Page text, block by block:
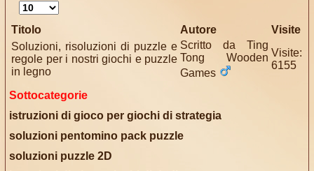
Visualizza
Titolo
Autore
Visite
Soluzioni, risoluzioni di puzzle e
regole per i nostri giochi e puzzle
in legno
Scritto daTing
Tong Wooden
Games
Visite:
6155
Sottocategorie
istruzioni di gioco per giochi di strategia
soluzioni pentomino pack puzzle
soluzioni puzzle 2D